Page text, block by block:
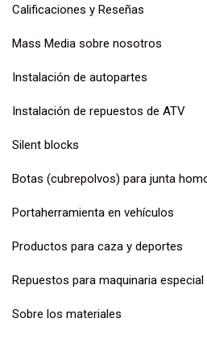
Calificaciones y Reseñas
Mass Media sobre nosotros
Instalación de autopartes
Instalación de repuestos de ATV
Silent blocks
Botas (cubrepolvos) para junta
Portaherramienta en vehículos
Productos para caza y deportes
Repuestos para maquinaria
Sobre los materiales